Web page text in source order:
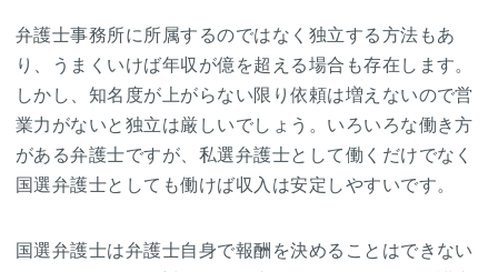
弁護士事務所に所属するのではなく独立する方法もあ
り、うまくいけば年収が億を超える場合も存在します。
しかし、知名度が上がらない限り依頼は増えないので営
業力がないと独立は厳しいでしょう。いろいろな働き方
がある弁護士ですが、私選弁護士として働くだけでなく
国選弁護士としても働けば収入は安定しやすいです。
国選弁護士は弁護士自身で報酬を決めることはできない